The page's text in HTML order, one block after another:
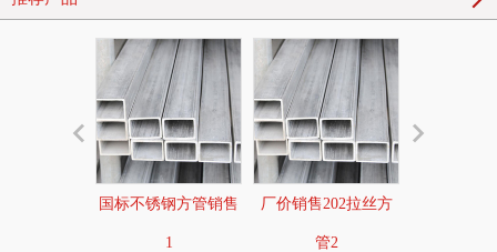
国标不锈钢方管销售
1
厂价销售202拉丝方
管2